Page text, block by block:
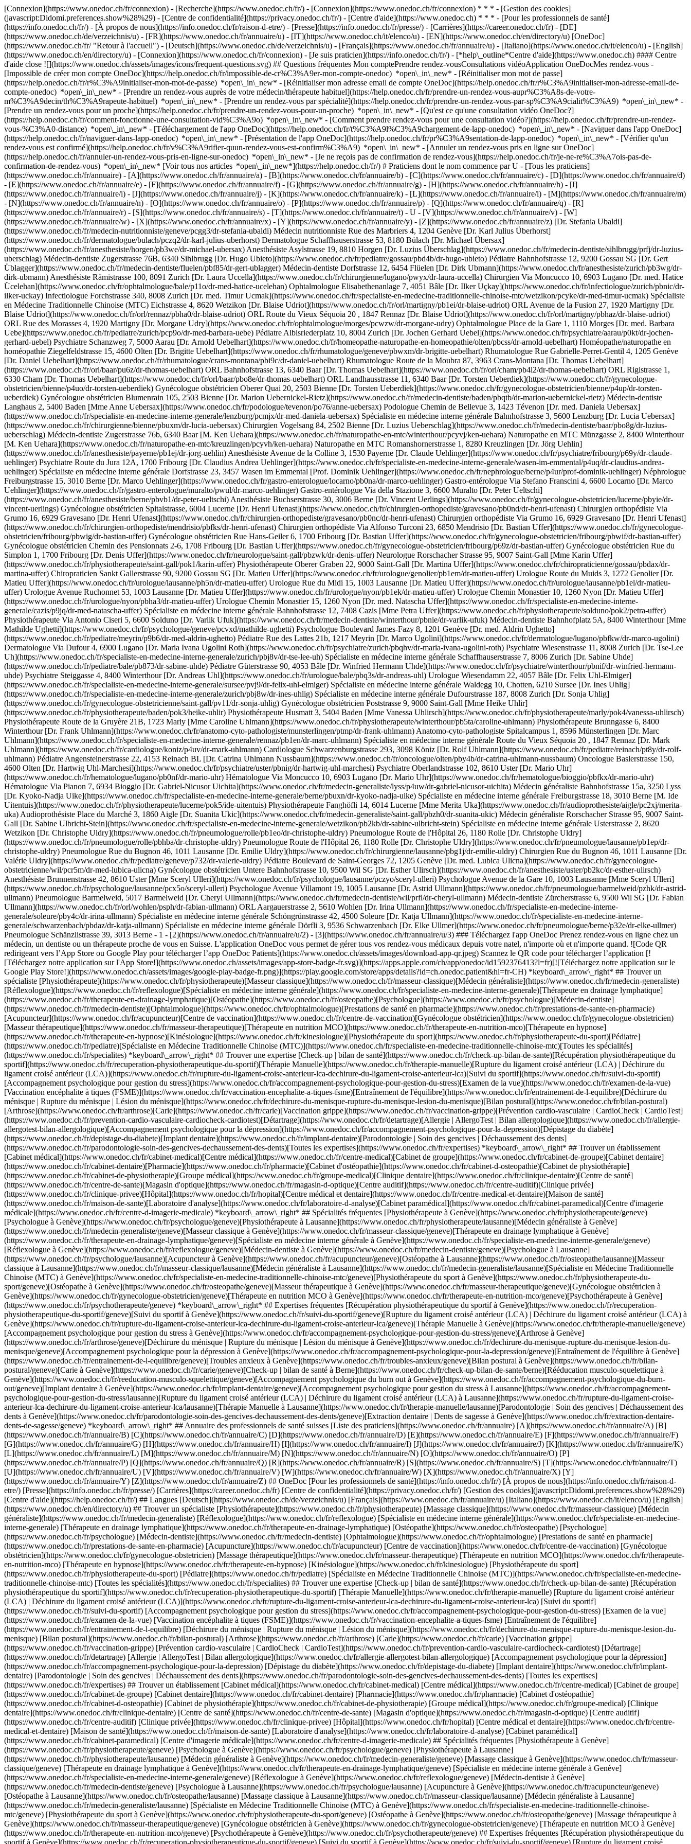
[Connexion](https://www.onedoc.ch/fr/connexion) - [Recherche](https://www.onedoc.ch/fr/) - [Connexion](https://www.onedoc.ch/fr/connexion) * * * - [Gestion des cookies]
(javascript:Didomi.preferences.show%28%29) - [Centre de confidentialité](https://privacy.onedoc.ch/fr/) - [Centre d'aide](https://www.onedoc.ch) * * * - [Pour les professionnels de santé]
(https://info.onedoc.ch/fr/) - [À propos de nous](https://info.onedoc.ch/fr/raison-d-etre/) - [Presse](https://info.onedoc.ch/fr/presse/) - [Carrières](https://career.onedoc.ch/fr) - [DE]
(https://www.onedoc.ch/de/verzeichnis/u) - [FR](https://www.onedoc.ch/fr/annuaire/u) - [IT](https://www.onedoc.ch/it/elenco/u) - [EN](https://www.onedoc.ch/en/directory/u) [OneDoc]
(https://www.onedoc.ch/fr/ "Retour à l'accueil") - [Deutsch](https://www.onedoc.ch/de/verzeichnis/u) - [Français](https://www.onedoc.ch/fr/annuaire/u) - [Italiano](https://www.onedoc.ch/it/elenco/u) - [English]
(https://www.onedoc.ch/en/directory/u) - [Connexion](https://www.onedoc.ch/fr/connexion) - [Je suis praticien](https://info.onedoc.ch/fr/) - [*help\_outline*Centre d'aide](https://www.onedoc.ch) #### Centre
d'aide close ![](https://www.onedoc.ch/assets/images/icons/frequent-questions.svg) ## Questions fréquentes Mon comptePrendre rendez-vousConsultations vidéoApplication OneDocMes rendez-vous -
[Impossible de créer mon compte OneDoc](https://help.onedoc.ch/fr/impossible-de-cr%C3%A9er-mon-compte-onedoc) *open\_in\_new* - [Réinitialiser mon mot de passe]
(https://help.onedoc.ch/fr/r%C3%A9initialiser-mon-mot-de-passe) *open\_in\_new* - [Réinitialiser mon adresse email de compte OneDoc](https://help.onedoc.ch/fr/r%C3%A9initialiser-mon-adresse-email-de-
compte-onedoc) *open\_in\_new* - [Prendre un rendez-vous auprès de votre médecin/thérapeute habituel](https://help.onedoc.ch/fr/prendre-un-rendez-vous-aupr%C3%A8s-de-votre-
m%C3%A9decin/th%C3%A9rapeute-habituel) *open\_in\_new* - [Prendre un rendez-vous par spécialité](https://help.onedoc.ch/fr/prendre-un-rendez-vous-par-sp%C3%A9cialit%C3%A9) *open\_in\_new* -
[Prendre un rendez-vous pour un proche](https://help.onedoc.ch/fr/prendre-un-rendez-vous-pour-un-proche) *open\_in\_new* - [Qu'est ce qu'une consultation vidéo OneDoc?]
(https://help.onedoc.ch/fr/comment-fonctionne-une-consultation-vid%C3%A9o) *open\_in\_new* - [Comment prendre rendez-vous pour une consultation vidéo?](https://help.onedoc.ch/fr/prendre-un-rendez-
vous-%C3%A0-distance) *open\_in\_new* - [Téléchargement de l'app OneDoc](https://help.onedoc.ch/fr/t%C3%A9l%C3%A9chargement-de-lapp-onedoc) *open\_in\_new* - [Naviguer dans l'app OneDoc]
(https://help.onedoc.ch/fr/naviguer-dans-lapp-onedoc) *open\_in\_new* - [Présentation de l'app OneDoc](https://help.onedoc.ch/fr/pr%C3%A9sentation-de-lapp-onedoc) *open\_in\_new* - [Vérifier qu'un rendez-vous est confirmé](https://help.onedoc.ch/fr/v%C3%A9rifier-quun-rendez-vous-est-confirm%C3%A9) *open\_in\_new* - [Annuler un rendez-vous pris en ligne sur OneDoc](https://help.onedoc.ch/fr/annuler-un-rendez-vous-pris-en-ligne-sur-onedoc) *open\_in\_new* - [Je ne reçois pas de confirmation de rendez-vous](https://help.onedoc.ch/fr/je-ne-re%C3%A7ois-pas-de-confirmation-de-rendez-vous) *open\_in\_new* [Voir tous nos articles *open\_in\_new*](https://help.onedoc.ch/fr/) # Praticiens dont le nom commence par U - [Tous les praticiens](https://www.onedoc.ch/fr/annuaire) - [A](https://www.onedoc.ch/fr/annuaire/a) - [B](https://www.onedoc.ch/fr/annuaire/b) - [C](https://www.onedoc.ch/fr/annuaire/c) - [D](https://www.onedoc.ch/fr/annuaire/d) - [E](https://www.onedoc.ch/fr/annuaire/e) - [F](https://www.onedoc.ch/fr/annuaire/f) - [G](https://www.onedoc.ch/fr/annuaire/g) - [H](https://www.onedoc.ch/fr/annuaire/h) - [I](https://www.onedoc.ch/fr/annuaire/i) - [J](https://www.onedoc.ch/fr/annuaire/j) - [K](https://www.onedoc.ch/fr/annuaire/k) - [L](https://www.onedoc.ch/fr/annuaire/l) - [M](https://www.onedoc.ch/fr/annuaire/m) - [N](https://www.onedoc.ch/fr/annuaire/n) - [O](https://www.onedoc.ch/fr/annuaire/o) - [P](https://www.onedoc.ch/fr/annuaire/p) - [Q](https://www.onedoc.ch/fr/annuaire/q) - [R](https://www.onedoc.ch/fr/annuaire/r) - [S](https://www.onedoc.ch/fr/annuaire/s) - [T](https://www.onedoc.ch/fr/annuaire/t) - U - [V](https://www.onedoc.ch/fr/annuaire/v) - [W](https://www.onedoc.ch/fr/annuaire/w) - [X](https://www.onedoc.ch/fr/annuaire/x) - [Y](https://www.onedoc.ch/fr/annuaire/y) - [Z](https://www.onedoc.ch/fr/annuaire/z) [Dr. Stefania Ubaldi](https://www.onedoc.ch/fr/medecin-nutritionniste/geneve/pcgg3/dr-stefania-ubaldi) Médecin nutritionniste Rue des Marbriers 4, 1204 Genève [Dr. Karl Julius Überhorst](https://www.onedoc.ch/fr/dermatologue/bulach/pczq2/dr-karl-julius-uberhorst) Dermatologue Schaffhauserstrasse 53, 8180 Bülach [Dr. Michael Übersax](https://www.onedoc.ch/fr/anesthesiste/horgen/pb3we/dr-michael-ubersax) Anesthésiste Asylstrasse 19, 8810 Horgen [Dr. Luzius Überschlag](https://www.onedoc.ch/fr/medecin-dentiste/sihlbrugg/prfj/dr-luzius-uberschlag) Médecin-dentiste Zugerstrasse 76B, 6340 Sihlbrugg [Dr. Hugo Ubieto](https://www.onedoc.ch/fr/pediatre/gossau/pbd4b/dr-hugo-ubieto) Pédiatre Bahnhofstrasse 12, 9200 Gossau SG [Dr. Gert Üblagger](https://www.onedoc.ch/fr/medecin-dentiste/fluelen/pbf85/dr-gert-ublagger) Médecin-dentiste Dorfstrasse 12, 6454 Flüelen [Dr. Dirk Ubmann](https://www.onedoc.ch/fr/anesthesiste/zurich/pb3wg/dr-dirk-ubmann) Anesthésiste Rämistrasse 100, 8091 Zurich [Dr. Laura Uccella](https://www.onedoc.ch/fr/chirurgienne/lugano/pwyx/dr-laura-uccella) Chirurgien Via Moncucco 10, 6903 Lugano [Dr. med. Hatice Ücelehan](https://www.onedoc.ch/fr/ophtalmologue/bale/p11o/dr-med-hatice-ucelehan) Ophtalmologue Elisabethenanlage 7, 4051 Bâle [Dr. Ilker Uçkay](https://www.onedoc.ch/fr/infectiologue/zurich/pbnic/dr-ilker-uckay) Infectiologue Forchstrasse 340, 8008 Zurich [Dr. med. Timur Ucmak](https://www.onedoc.ch/fr/specialiste-en-medecine-traditionnelle-chinoise-mtc/wetzikon/pcyke/dr-med-timur-ucmak) Spécialiste en Médecine Traditionnelle Chinoise (MTC) Eichstrasse 4, 8620 Wetzikon [Dr. Blaise Udriot](https://www.onedoc.ch/fr/orl/martigny/pb1ei/dr-blaise-udriot) ORL Avenue de la Fusion 27, 1920 Martigny [Dr. Blaise Udriot](https://www.onedoc.ch/fr/orl/rennaz/pbha0/dr-blaise-udriot) ORL Route du Vieux Séquoia 20 , 1847 Rennaz [Dr. Blaise Udriot](https://www.onedoc.ch/fr/orl/martigny/pbhaz/dr-blaise-udriot) ORL Rue des Morasses 4, 1920 Martigny [Dr. Morgane Udry](https://www.onedoc.ch/fr/ophtalmologue/morges/pcwzw/dr-morgane-udry) Ophtalmologue Place de la Gare 1, 1110 Morges [Dr. med. Barbara Uebe](https://www.onedoc.ch/fr/pediatre/zurich/pcp9o/dr-med-barbara-uebe) Pédiatre Albisriederplatz 10, 8004 Zurich [Dr. Jochen Gerhard Uebel](https://www.onedoc.ch/fr/psychiatre/aarau/p0kt/dr-jochen-gerhard-uebel) Psychiatre Schanzweg 7, 5000 Aarau [Dr. Arnold Uebelhart](https://www.onedoc.ch/fr/homeopathe-naturopathe-en-homeopathie/olten/pbcss/dr-arnold-uebelhart) Homéopathe/naturopathe en homéopathie Ziegelfeldstrasse 15, 4600 Olten [Dr. Brigitte Uebelhart](https://www.onedoc.ch/fr/rhumatologue/geneve/pbwxm/dr-brigitte-uebelhart) Rhumatologue Rue Gabrielle-Perret-Gentil 4, 1205 Genève [Dr. Daniel Uebelhart](https://www.onedoc.ch/fr/rhumatologue/crans-montana/pbi9c/dr-daniel-uebelhart) Rhumatologue Route de la Moubra 87, 3963 Crans-Montana [Dr. Thomas Uebelhart](https://www.onedoc.ch/fr/orl/baar/pu6z/dr-thomas-uebelhart) ORL Bahnhofstrasse 13, 6340 Baar [Dr. Thomas Uebelhart](https://www.onedoc.ch/fr/orl/cham/pb4l2/dr-thomas-uebelhart) ORL Rigistrasse 1, 6330 Cham [Dr. Thomas Uebelhart](https://www.onedoc.ch/fr/orl/baar/pbo8e/dr-thomas-uebelhart) ORL Landhausstrasse 11, 6340 Baar [Dr. Torsten Ueberdiek](https://www.onedoc.ch/fr/gynecologue-obstetricien/bienne/p4uo/dr-torsten-ueberdiek) Gynécologue obstétricien Oberer Quai 20, 2503 Bienne [Dr. Torsten Ueberdiek](https://www.onedoc.ch/fr/gynecologue-obstetricien/bienne/p4up/dr-torsten-ueberdiek) Gynécologue obstétricien Blumenrain 105, 2503 Bienne [Dr. Marion Uebernickel-Rietz](https://www.onedoc.ch/fr/medecin-dentiste/baden/pbqtb/dr-marion-uebernickel-rietz) Médecin-dentiste Langhaus 2, 5400 Baden [Mme Anne Uebersax](https://www.onedoc.ch/fr/podologue/tevenon/po76/anne-uebersax) Podologue Chemin de Bellevue 3, 1423 Tévenon [Dr. med. Daniela Uebersax](https://www.onedoc.ch/fr/specialiste-en-medecine-interne-generale/lenzburg/pcmjx/dr-med-daniela-uebersax) Spécialiste en médecine interne générale Bahnhofstrasse 3, 5600 Lenzburg [Dr. Lucia Uebersax](https://www.onedoc.ch/fr/chirurgienne/bienne/pbuxm/dr-lucia-uebersax) Chirurgien Vogelsang 84, 2502 Bienne [Dr. Luzius Ueberschlag](https://www.onedoc.ch/fr/medecin-dentiste/baar/pbo8g/dr-luzius-ueberschlag) Médecin-dentiste Zugerstrasse 76b, 6340 Baar [M. Ken Uehara](https://www.onedoc.ch/fr/naturopathe-en-mtc/winterthour/pcyvj/ken-uehara) Naturopathe en MTC Münzgasse 2, 8400 Winterthour [M. Ken Uehara](https://www.onedoc.ch/fr/naturopathe-en-mtc/kreuzlingen/pcyvh/ken-uehara) Naturopathe en MTC Romanshornerstrasse 1, 8280 Kreuzlingen [Dr. Jörg Uehlin](https://www.onedoc.ch/fr/anesthesiste/payerne/pb1ej/dr-jorg-uehlin) Anesthésiste Avenue de la Colline 3, 1530 Payerne [Dr. Claude Uehlinger](https://www.onedoc.ch/fr/psychiatre/fribourg/p69y/dr-claude-uehlinger) Psychiatre Route du Jura 12A, 1700 Fribourg [Dr. Claudius Andrea Uehlinger](https://www.onedoc.ch/fr/specialiste-en-medecine-interne-generale/wasen-im-emmental/p4uq/dr-claudius-andrea-uehlinger) Spécialiste en médecine interne générale Dorfstrasse 23, 3457 Wasen im Emmental [Prof. Dominik Uehlinger](https://www.onedoc.ch/fr/nephrologue/berne/p4ur/prof-dominik-uehlinger) Néphrologue Freiburgstrasse 15, 3010 Berne [Dr. Marco Uehlinger](https://www.onedoc.ch/fr/gastro-enterologue/locarno/pb0na/dr-marco-uehlinger) Gastro-entérologue Via Stefano Franscini 4, 6600 Locarno [Dr. Marco Uehlinger](https://www.onedoc.ch/fr/gastro-enterologue/muralto/pwul/dr-marco-uehlinger) Gastro-entérologue Via della Stazione 3, 6600 Muralto [Dr. Peter Ueltschi](https://www.onedoc.ch/fr/anesthesiste/berne/pbvb1/dr-peter-ueltschi) Anesthésiste Buchserstrasse 30, 3006 Berne [Dr. Vincent Uerlings](https://www.onedoc.ch/fr/gynecologue-obstetricien/lucerne/pbyie/dr-vincent-uerlings) Gynécologue obstétricien Spitalstrasse, 6004 Lucerne [Dr. Henri Ufenast](https://www.onedoc.ch/fr/chirurgien-orthopediste/gravesano/pb0nd/dr-henri-ufenast) Chirurgien orthopédiste Via Grumo 16, 6929 Gravesano [Dr. Henri Ufenast](https://www.onedoc.ch/fr/chirurgien-orthopediste/gravesano/pb0nc/dr-henri-ufenast) Chirurgien orthopédiste Via Grumo 16, 6929 Gravesano [Dr. Henri Ufenast](https://www.onedoc.ch/fr/chirurgien-orthopediste/mendrisio/pbfks/dr-henri-ufenast) Chirurgien orthopédiste Via Alfonso Turconi 23, 6850 Mendrisio [Dr. Bastian Uffer](https://www.onedoc.ch/fr/gynecologue-obstetricien/fribourg/pbwig/dr-bastian-uffer) Gynécologue obstétricien Rue Hans-Geiler 6, 1700 Fribourg [Dr. Bastian Uffer](https://www.onedoc.ch/fr/gynecologue-obstetricien/fribourg/pbwif/dr-bastian-uffer) Gynécologue obstétricien Chemin des Pensionnats 2-6, 1708 Fribourg [Dr. Bastian Uffer](https://www.onedoc.ch/fr/gynecologue-obstetricien/fribourg/p69z/dr-bastian-uffer) Gynécologue obstétricien Rue du Simplon 1, 1700 Fribourg [Dr. Denis Uffer](https://www.onedoc.ch/fr/neurologue/saint-gall/pbzwk/dr-denis-uffer) Neurologue Rorschacher Strasse 95, 9007 Saint-Gall [Mme Karin Uffer](https://www.onedoc.ch/fr/physiotherapeute/saint-gall/pok1/karin-uffer) Physiothérapeute Oberer Graben 22, 9000 Saint-Gall [Dr. Martina Uffer](https://www.onedoc.ch/fr/chiropraticienne/gossau/pbdax/dr-martina-uffer) Chiropraticien Sankt Gallerstrasse 90, 9200 Gossau SG [Dr. Matieu Uffer](https://www.onedoc.ch/fr/urologue/genolier/pb1em/dr-matieu-uffer) Urologue Route du Muids 3, 1272 Genolier [Dr. Matieu Uffer](https://www.onedoc.ch/fr/urologue/lausanne/ph5n/dr-matieu-uffer) Urologue Rue du Midi 15, 1003 Lausanne [Dr. Matieu Uffer](https://www.onedoc.ch/fr/urologue/lausanne/pb1el/dr-matieu-uffer) Urologue Avenue Ruchonnet 53, 1003 Lausanne [Dr. Matieu Uffer](https://www.onedoc.ch/fr/urologue/nyon/pb1ek/dr-matieu-uffer) Urologue Chemin Monastier 10, 1260 Nyon [Dr. Matieu Uffer](https://www.onedoc.ch/fr/urologue/nyon/pbha3/dr-matieu-uffer) Urologue Chemin Monastier 15, 1260 Nyon [Dr. med. Natascha Uffer](https://www.onedoc.ch/fr/specialiste-en-medecine-interne-generale/cazis/p9jq/dr-med-natascha-uffer) Spécialiste en médecine interne générale Bahnhofstrasse 12, 7408 Cazis [Mme Petra Uffer](https://www.onedoc.ch/fr/physiotherapeute/solduno/pok2/petra-uffer)